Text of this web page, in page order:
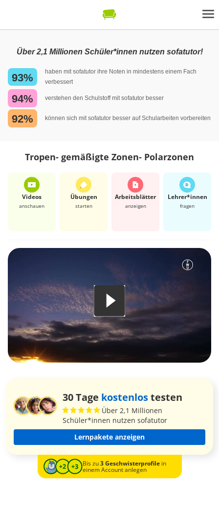
Über 2,1 Millionen Schüler*innen nutzen sofatutor!
93%
haben mit sofatutor ihre Noten in mindestens einem Fach
verbessert
94% verstehen den Schulstoff mit sofatutor besser
92% können sich mit sofatutor besser auf Schularbeiten vorbereiten
Tropen- gemäßigte Zonen- Polarzonen
Videos
anschauen
Übungen
starten
Arbeits­blätter
anzeigen
Lehrer*​innen
fragen
30 Tage kostenlostesten
Über 2,1 Millionen
Schüler*innen nutzen sofatutor
Lernpakete anzeigen
Bis zu3 Geschwisterprofilein
einem Account anlegen